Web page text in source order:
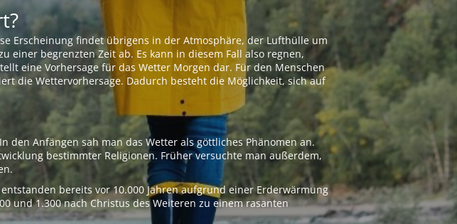
Erscheinung findet übrigens in der Atmosphäre, der Lufthülle um
einer begrenzten Zeit ab. Es kann in diesem Fall also regnen,
eine Vorhersage für das Wetter Morgen dar. Für den Menschen
die Wettervorhersage. Dadurch besteht die Möglichkeit, sich auf
den Anfängen sah man das Wetter als göttliches Phänomen an.
bestimmter Religionen. Früher versuchte man außerdem,
bereits vor 10.000 Jahren aufgrund einer Erderwärmung
und 1.300 nach Christus des Weiteren zu einem rasanten